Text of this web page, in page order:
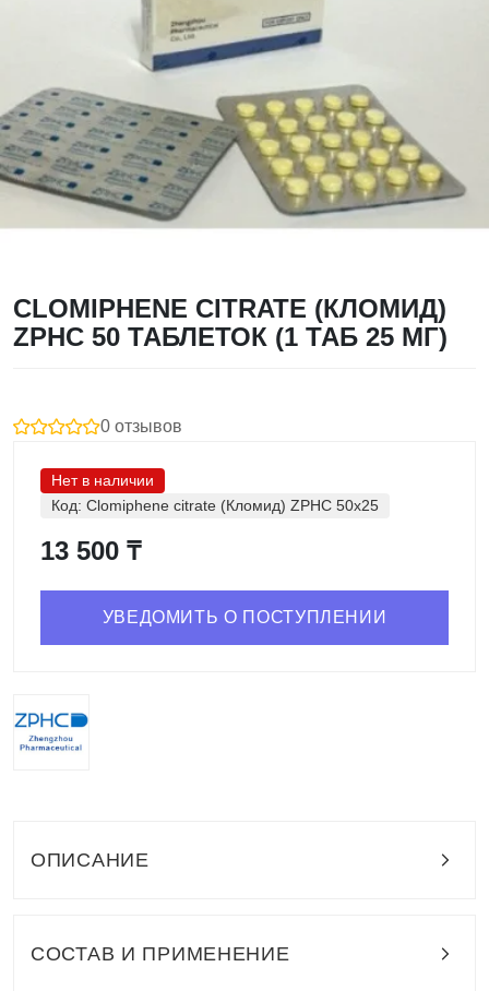
CLOMIPHENE CITRATE (КЛОМИД)
ZPHC 50 ТАБЛЕТОК (1 ТАБ 25 МГ)
0 отзывов
Нет в наличии
Код: Clomiphene citrate (Кломид) ZPHC 50x25
13 500 ₸
УВЕДОМИТЬ О ПОСТУПЛЕНИИ
ОПИСАНИЕ
СОСТАВ И ПРИМЕНЕНИЕ